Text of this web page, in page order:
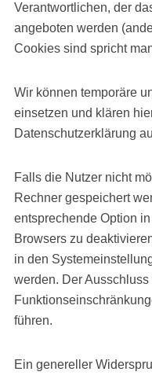
Verantwortlichen, der
angeboten werden
Cookies sind spricht
Wir können temporäre
einsetzen und klären
Datenschutzerklärung
Falls die Nutzer nicht
Rechner gespeichert
entsprechende Option
Browsers zu
in den
werden. Der
führen.
Ein genereller